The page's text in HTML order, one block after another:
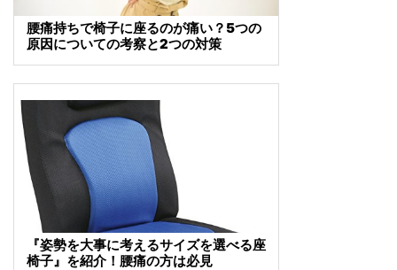
腰痛持ちで椅子に座るのが痛い？5つの
原因についての考察と2つの対策
『姿勢を大事に考えるサイズを選べる座
椅子』を紹介！腰痛の方は必見